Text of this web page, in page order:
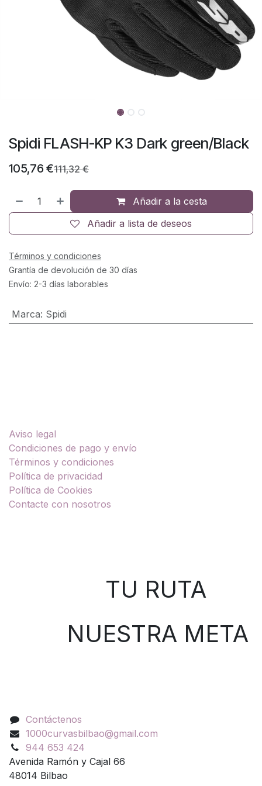
Spidi FLASH-KP K3 Dark green/Black
105,76 €111,32€
Añadir a la cesta
Añadir a lista de deseos
Términos y condiciones
Grantía de devolución de 30 días
Envío: 2-3 días laborables
Marca: Spidi
Aviso legal
Condiciones de pago y envío
Términos y condiciones
Política de privacidad
Política de Cookies
Contacte con nosotros
TU RUTA
NUESTRA META
Contáctenos
1000curvasbilbao@gmail.com
944 653 424
Avenida Ramón y Cajal 66
48014 Bilbao